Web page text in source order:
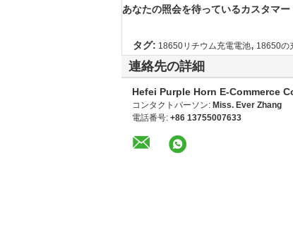
あなたの照会を待っているカスタマ
タグ: 18650リチウム充電電池, 18650の
連絡先の詳細
Hefei Purple Horn E-Commerce
コンタクトパーソン: Miss. Ever Zhang
電話番号: +86 13755007633